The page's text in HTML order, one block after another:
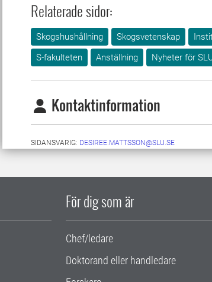
Relaterade sidor:
Skogshushållning Skogsvetenskap
S-fakulteten
Anställning Nyheter för
Kontaktinformation
SIDANSVARIG: DESIREE.MATTSSON@SLU.SE
För dig som är
Chef/ledare
Doktorand eller handledare